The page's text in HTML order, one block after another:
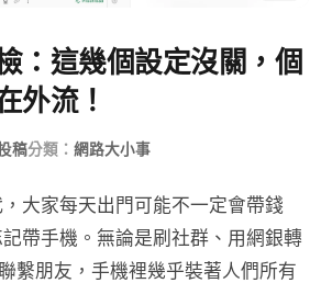
：這幾個設定沒關，個
外流！
稿分類： 網路大小事
大家每天出門可能不一定會帶錢
帶手機。無論是刷社群、用網銀轉
繫朋友，手機裡幾乎裝著人們所有